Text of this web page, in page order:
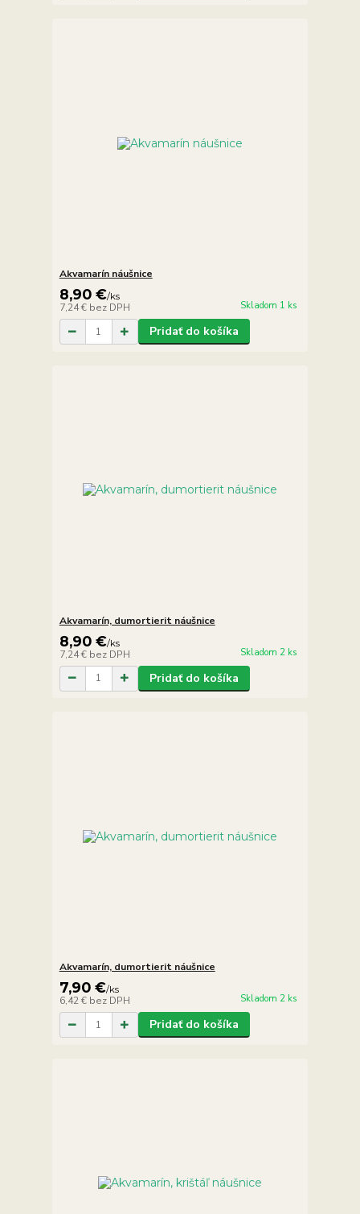
Akvamarín náušnice
8,90 €/ks
7,24 € bez DPH Skladom 1 ks
Pridať do košíka
Akvamarín, dumortierit náušnice
8,90 €/ks
7,24 € bez DPH Skladom 2 ks
Pridať do košíka
Akvamarín, dumortierit náušnice
7,90 €/ks
6,42 € bez DPH Skladom 2 ks
Pridať do košíka